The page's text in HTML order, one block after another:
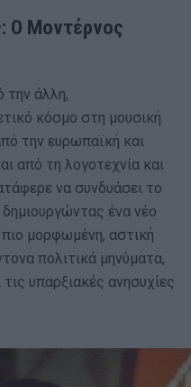
Ο Μοντέρνος
την άλλη,
κόσμο στη μουσική
την ευρωπαϊκή και
από τη λογοτεχνία και
να συνδυάσει το
ένα νέο
μορφωμένη, αστική
πολιτικά μηνύματα,
υπαρξιακές ανησυχίες